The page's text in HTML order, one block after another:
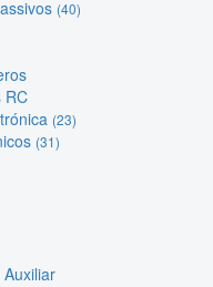
(40)
RC
(23)
(31)